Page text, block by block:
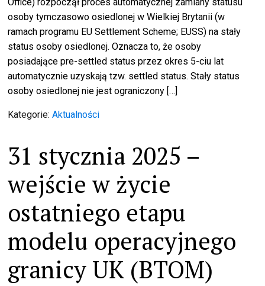
osoby tymczasowo osiedlonej w Wielkiej Brytanii (w
ramach programu EU Settlement Scheme; EUSS) na stały
status osoby osiedlonej. Oznacza to, że osoby
posiadające pre-settled status przez okres 5-ciu lat
automatycznie uzyskają tzw. settled status. Stały status
osoby osiedlonej nie jest ograniczony […]
Kategorie:Aktualności
31 stycznia 2025 –
wejście w życie
ostatniego etapu
modelu operacyjnego
granicy UK (BTOM)